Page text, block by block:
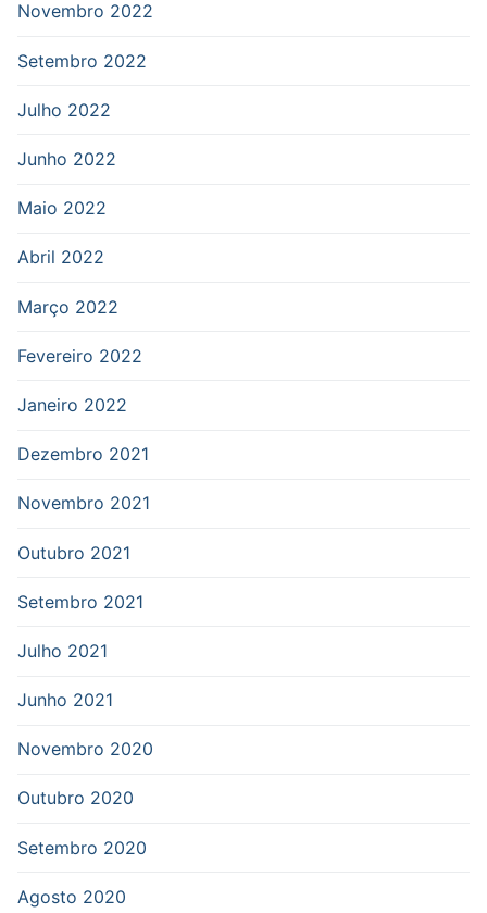
Novembro 2022
Setembro 2022
Julho 2022
Junho 2022
Maio 2022
Abril 2022
Março 2022
Fevereiro 2022
Janeiro 2022
Dezembro 2021
Novembro 2021
Outubro 2021
Setembro 2021
Julho 2021
Junho 2021
Novembro 2020
Outubro 2020
Setembro 2020
Agosto 2020